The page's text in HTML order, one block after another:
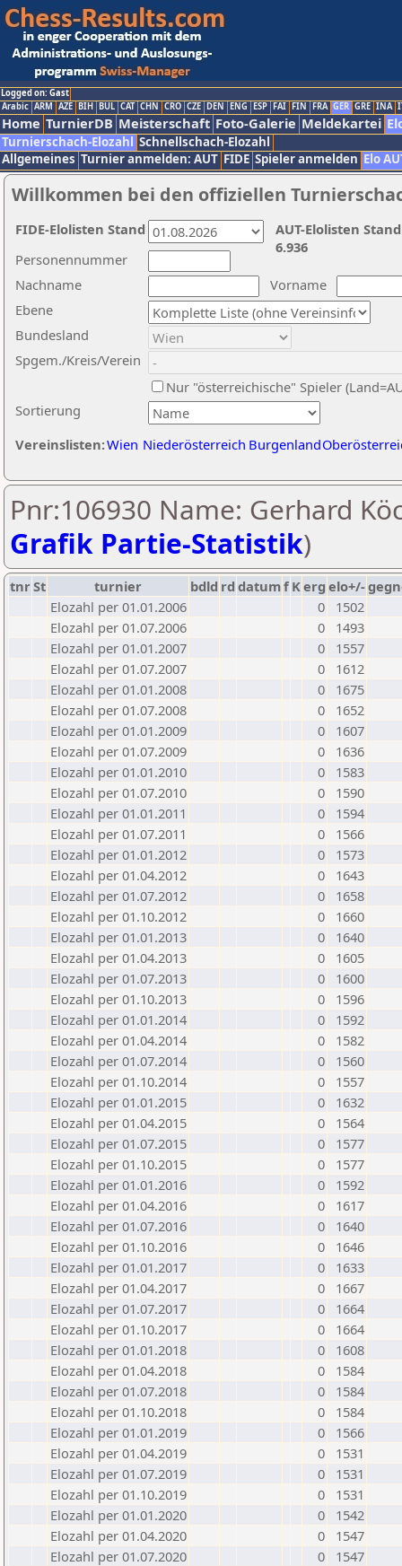
Logged on: Gast
Arabic ARM AZE BIH BUL CAT CHN CRO CZE DEN ENG ESP FAI FIN FRA GER GRE INA
Home TurnierDB Meisterschaft Foto-Galerie Meldekartei
Turnierschach-Elozahl Schnellschach-Elozahl
Allgemeines Turnier anmelden: AUT FIDE Spieler anmelden Elo
Willkommen bei den offiziellen
Nachname
Vorname
Ebene
Sortierung
Personennummer
Bundesland
Spgem./Kreis/Verein
Nur "österreichische" Spieler
Vereinslisten:Wien Niederösterreich Burgenland
AUT-Elolisten
6.936
FIDE-Elolisten Stand
Pnr:106930 Name: Gerhard
Grafik Partie-Statistik)
tnrSt turnier bdld rd datumf Kerg elo+/-
Elozahl per 01.01.2006
0
1502
Elozahl per 01.07.2006
0
1493
Elozahl per 01.01.2007
0
1557
Elozahl per 01.07.2007
0
1612
Elozahl per 01.01.2008
0
1675
Elozahl per 01.07.2008
0
1652
Elozahl per 01.01.2009
0
1607
Elozahl per 01.07.2009
0
1636
Elozahl per 01.01.2010
0
1583
Elozahl per 01.07.2010
0
1590
Elozahl per 01.01.2011
0
1594
Elozahl per 01.07.2011
0
1566
Elozahl per 01.01.2012
0
1573
Elozahl per 01.04.2012
0
1643
Elozahl per 01.07.2012
0
1658
Elozahl per 01.10.2012
0
1660
Elozahl per 01.01.2013
0
1640
Elozahl per 01.04.2013
0
1605
Elozahl per 01.07.2013
0
1600
Elozahl per 01.10.2013
0
1596
Elozahl per 01.01.2014
0
1592
Elozahl per 01.04.2014
0
1582
Elozahl per 01.07.2014
0
1560
Elozahl per 01.10.2014
0
1557
Elozahl per 01.01.2015
0
1632
Elozahl per 01.04.2015
0
1564
Elozahl per 01.07.2015
0
1577
Elozahl per 01.10.2015
0
1577
Elozahl per 01.01.2016
0
1592
Elozahl per 01.04.2016
0
1617
Elozahl per 01.07.2016
0
1640
Elozahl per 01.10.2016
0
1646
Elozahl per 01.01.2017
0
1633
Elozahl per 01.04.2017
0
1667
Elozahl per 01.07.2017
0
1664
Elozahl per 01.10.2017
0
1664
Elozahl per 01.01.2018
0
1608
Elozahl per 01.04.2018
0
1584
Elozahl per 01.07.2018
0
1584
Elozahl per 01.10.2018
0
1584
Elozahl per 01.01.2019
0
1566
Elozahl per 01.04.2019
0
1531
Elozahl per 01.07.2019
0
1531
Elozahl per 01.10.2019
0
1531
Elozahl per 01.01.2020
0
1542
Elozahl per 01.04.2020
0
1547
Elozahl per 01.07.2020
0
1547